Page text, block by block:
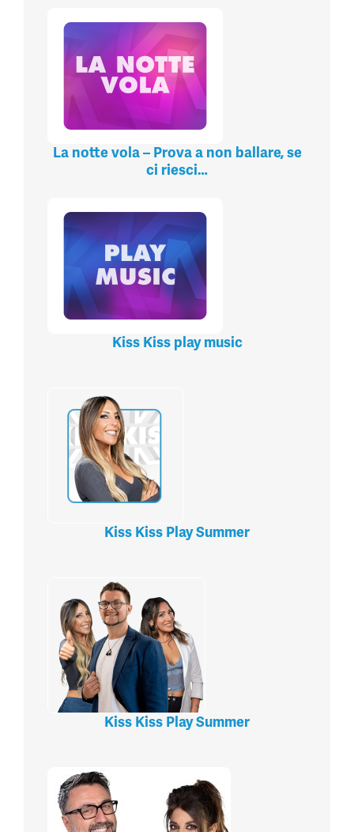
La notte vola – Prova a non ballare, se
ci riesci…
Kiss Kiss play music
Kiss Kiss Play Summer
Kiss Kiss Play Summer